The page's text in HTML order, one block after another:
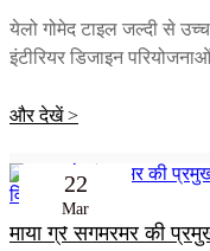
प्राप्त कर रही है?
येलो गोमेद टाइल जल्दी से
इंटीरियर डिजाइन
और देखें >
22
Mar
माया ग्रे संगमरमर की